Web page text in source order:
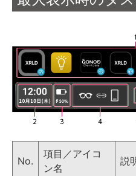
No.
項目／アイコ
ン名
説